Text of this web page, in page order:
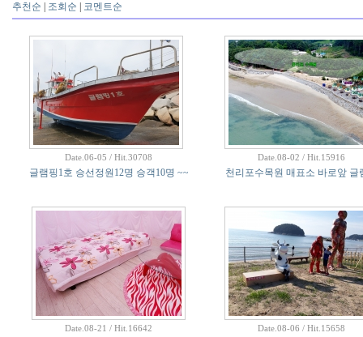
추천순 조회순 코멘트순
Date.06-05 / Hit.30708
글램핑1호 승선정원12명 승객10명 ~~
Date.08-02 / Hit.15916
천리포수목원 매표소 바로앞 글
Date.08-21 / Hit.16642 Date.08-06 / Hit.15658